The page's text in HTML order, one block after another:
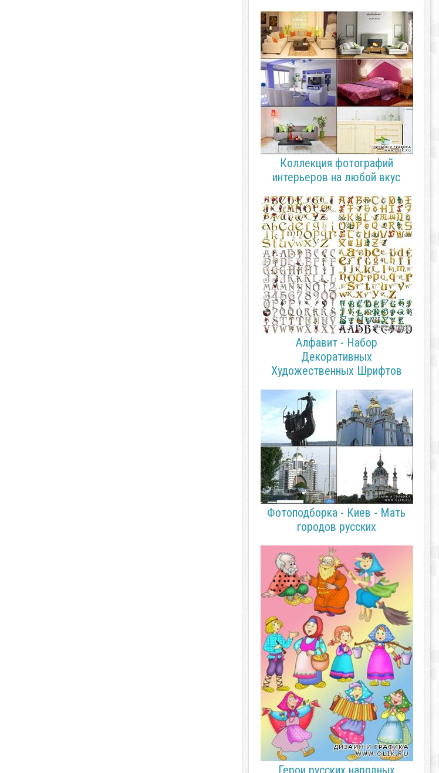
Коллекция фотографий
интерьеров на любой вкус
Алфавит - Набор
Декоративных
Художественных Шрифтов
Фотоподборка - Киев - Мать
городов русских
Герои русских народных